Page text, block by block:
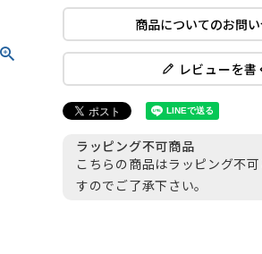
商品についてのお問
レビューを書
ラッピング不可商品
こちらの商品はラッピング不
すのでご了承下さい。